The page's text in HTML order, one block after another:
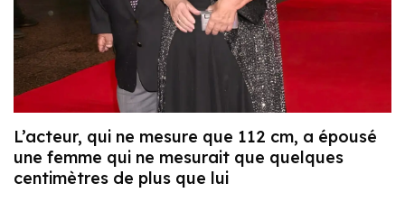
L’acteur, qui ne mesure que 112 cm, a épousé
une femme qui ne mesurait que quelques
centimètres de plus que lui